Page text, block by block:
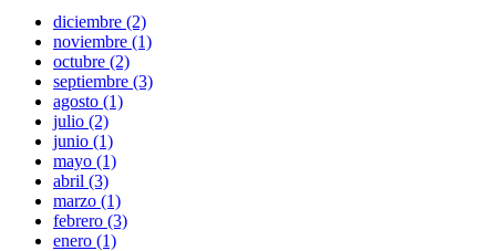
diciembre (2)
noviembre (1)
octubre (2)
septiembre (3)
agosto (1)
julio (2)
junio (1)
mayo (1)
abril (3)
marzo (1)
febrero (3)
enero (1)